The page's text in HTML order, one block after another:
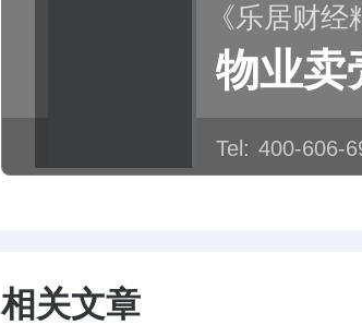
《乐居财经
物业卖
Tel: 400-606-
相关文章